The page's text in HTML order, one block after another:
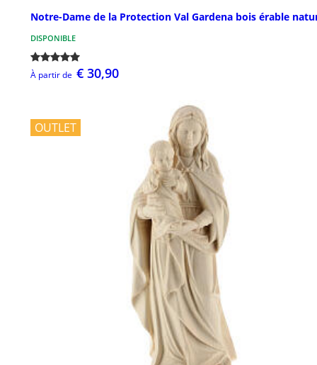
Notre-Dame de la Protection Val Gardena bois érable
DISPONIBLE
À partir de € 30,90
OUTLET